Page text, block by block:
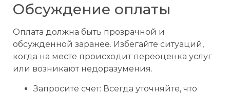
Обсуждение оплаты
Оплата должна быть прозрачной и
обсужденной заранее. Избегайте ситуаций,
когда на месте происходит переоценка услуг
или возникают недоразумения.
Запросите счет: Всегда уточняйте, что